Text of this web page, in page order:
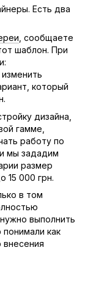
Есть два
, сообщаете
шаблон. При
который
дизайна,
гамме,
работу по
мы зададим
размер
15 000 грн.
в том
выполнить
как